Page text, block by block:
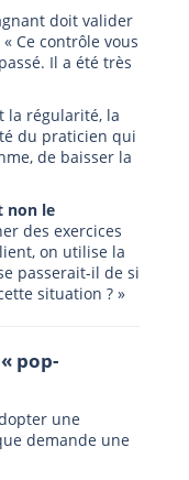
doit valider
Ce contrôle vous
Il a été très
la régularité, la
du praticien qui
de baisser la
non le
des exercices
on utilise la
passerait-il de si
situation ? »
pop-
une
demande une